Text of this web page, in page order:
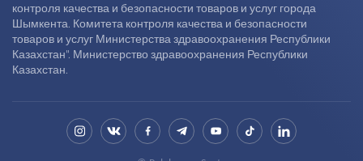
контроля качества и безопасности товаров и услуг города
Шымкента. Комитета контроля качества и безопасности
товаров и услуг Министерства здравоохранения Республики
Казахстан". Министерство здравоохранения Республики
Казахстан.